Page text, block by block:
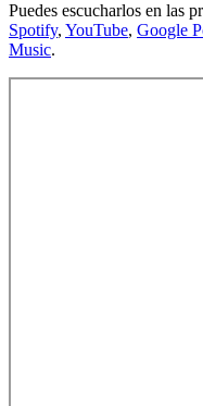
Puedes escucharlos en las
Spotify, YouTube, Google
Music.